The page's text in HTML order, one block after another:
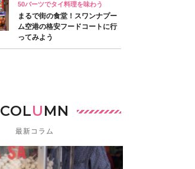
50バーツでタイ料理を味わう
まるで街の食堂！スワンナプー
ム空港の格安フードコートに行
ってみよう
COLUMN
最新コラム